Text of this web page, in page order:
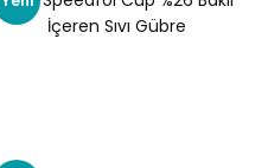
İçeren Sıvı Gübre